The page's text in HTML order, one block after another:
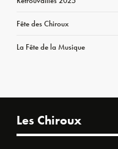
Fête des Chiroux
La Fête de la Musique
Les Chiroux